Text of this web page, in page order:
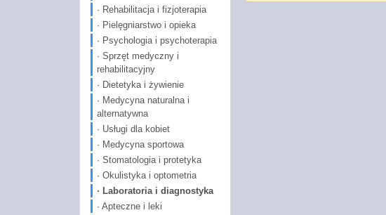
· Rehabilitacja i fizjoterapia
· Pielęgniarstwo i opieka
· Psychologia i psychoterapia
· Sprzęt medyczny i
rehabilitacyjny
· Dietetyka i żywienie
· Medycyna naturalna i
alternatywna
· Usługi dla kobiet
· Medycyna sportowa
· Stomatologia i protetyka
· Okulistyka i optometria
· Laboratoria i diagnostyka
· Apteczne i leki